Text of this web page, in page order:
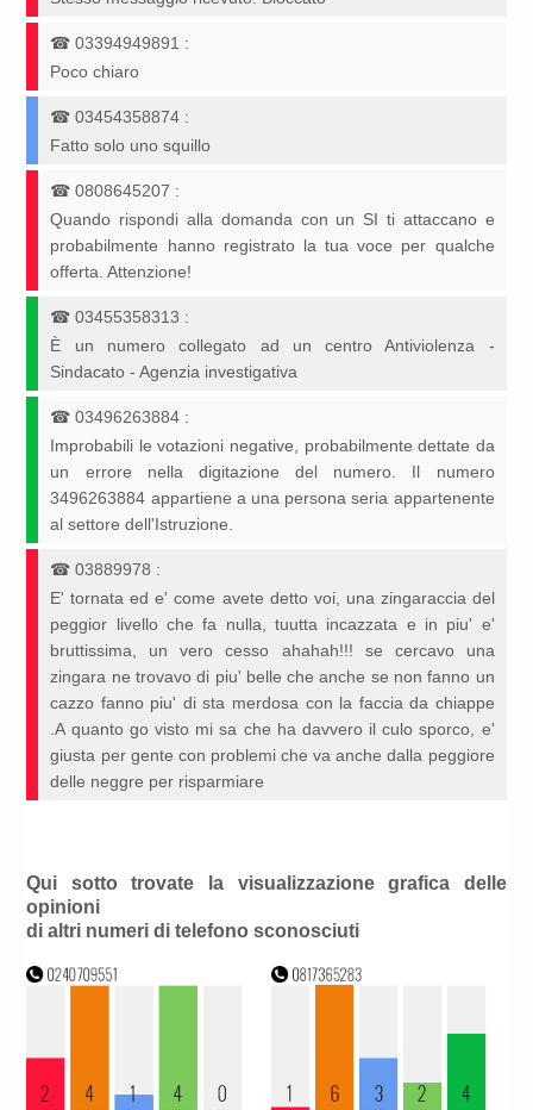
☎03394949891 :
Poco chiaro
☎03454358874 :
Fatto solo uno squillo
☎0808645207 :
Quando rispondi alla domanda con un SI ti attaccano e
probabilmente hanno registrato la tua voce per qualche
offerta. Attenzione!
☎03455358313 :
È un numero collegato ad un centro Antiviolenza -
Sindacato - Agenzia investigativa
☎03496263884 :
Improbabili le votazioni negative, probabilmente dettate da
un errore nella digitazione del numero. Il numero
3496263884 appartiene a una persona seria appartenente
al settore dell'Istruzione.
☎03889978 :
E' tornata ed e' come avete detto voi, una zingaraccia del
peggior livello che fa nulla, tuutta incazzata e in piu' e'
bruttissima, un vero cesso ahahah!!! se cercavo una
zingara ne trovavo di piu' belle che anche se non fanno un
cazzo fanno piu' di sta merdosa con la faccia da chiappe
.A quanto go visto mi sa che ha davvero il culo sporco, e'
giusta per gente con problemi che va anche dalla peggiore
delle neggre per risparmiare
Qui sotto trovate la visualizzazione grafica delle
opinioni
di altri numeri di telefono sconosciuti